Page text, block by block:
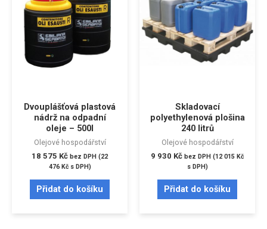
Dvouplášťová plastová
nádrž na odpadní
oleje – 500l
Olejové hospodářství
18 575 Kč bez DPH (22
476 Kčs DPH)
Přidat do košíku
Skladovací
polyethylenová plošina
240 litrů
Olejové hospodářství
9 930 Kč bez DPH (12 015 Kč
s DPH)
Přidat do košíku